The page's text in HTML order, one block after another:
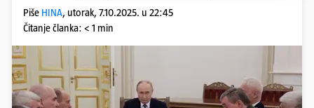
Piše HINA, utorak, 7.10.2025. u 22:45
Čitanje članka: < 1 min